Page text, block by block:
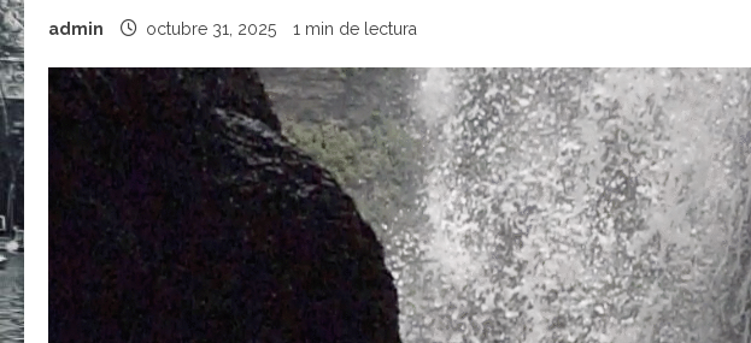
admin octubre 31, 2025 1 min de lectura